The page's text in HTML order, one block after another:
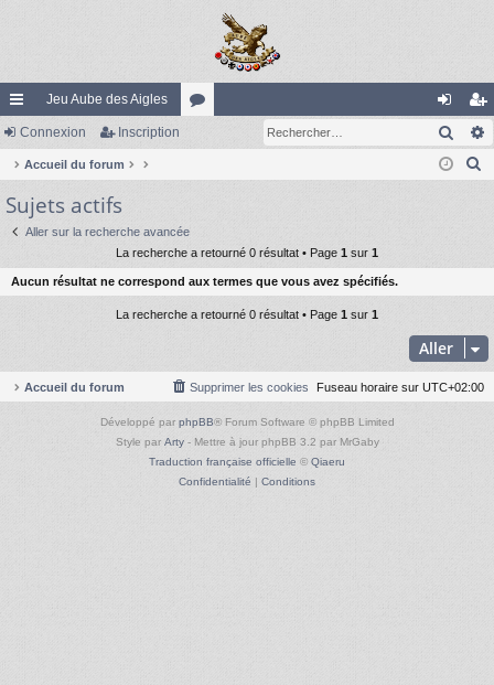
ac
co
ur
ci
s
Jeu Aube des Aigles
on
ne
ns
cri
Connexion Inscription
Accueil du forum
h
e
r
Sujets actifs
Aller sur la recherche avancée
La recherche a retourné 0 résultat • Page 1 sur 1
Aucun résultat ne correspond aux termes que vous avez spécifiés.
La recherche a retourné 0 résultat • Page 1 sur 1
Aller
Accueil du forum Fuseau horaire sur UTC+02:00
Supprimer les cookies
Développé par phpBB® Forum Software © phpBB Limited
Style par Arty- Mettre à jour phpBB 3.2 par MrGaby
Traduction française officielle © Qiaeru
Confidentialité | Conditions